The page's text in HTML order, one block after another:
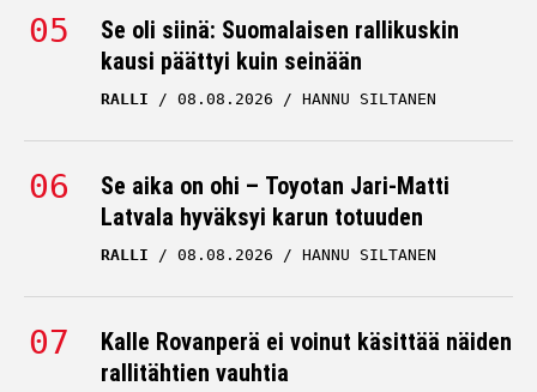
Se oli siinä: Suomalaisen rallikuskin
kausi päättyi kuin seinään
RALLI 08.08.2026 HANNU SILTANEN
Se aika on ohi – Toyotan Jari-Matti
Latvala hyväksyi karun totuuden
RALLI 08.08.2026 HANNU SILTANEN
Kalle Rovanperä ei voinut käsittää näiden
rallitähtien vauhtia